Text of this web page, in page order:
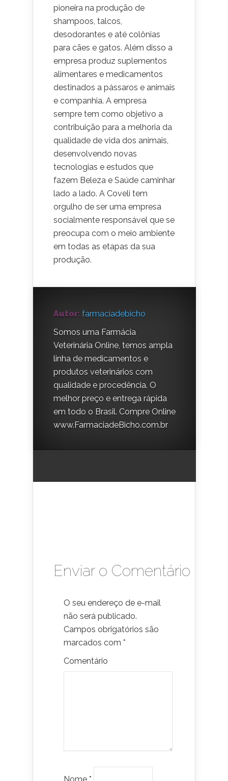
pioneira na produção de
shampoos, talcos,
desodorantes e até colônias
para cães e gatos. Além disso a
empresa produz suplementos
alimentares e medicamentos
destinados a pássaros e animais
e companhia. A empresa
sempre tem como objetivo a
contribuição para a melhoria da
qualidade de vida dos animais,
desenvolvendo novas
tecnologias e estudos que
fazem Beleza e Saúde caminhar
lado a lado. A Coveli tem
orgulho de ser uma empresa
socialmente responsável que se
preocupa com o meio ambiente
em todas as etapas da sua
produção.
Autor: farmaciadebicho
Somos uma Farmácia
Veterinária Online, temos ampla
linha de medicamentos e
produtos veterinários com
qualidade e procedência. O
melhor preço e entrega rápida
em todo o Brasil. Compre Online
www.FarmaciadeBicho.com.br
Enviar o Comentário
O seu endereço de e-mail
não será publicado.
Campos obrigatórios são
marcados com *
Comentário